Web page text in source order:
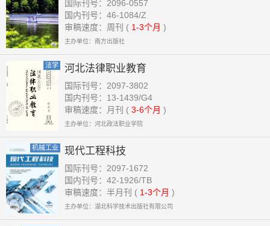
国际刊号：2096-0557
国内刊号：46-1084/Z
审稿速度：周刊 ( 1-3个月 )
主办单位：南方出版社
法学 河北法律职业教育
国际刊号：2097-3802
国内刊号：13-1439/G4
审稿速度：月刊 ( 3-6个月 )
主办单位：河北政法职业学院
机械工业 现代工程科技
国际刊号：2097-1672
国内刊号：42-1926/TB
审稿速度：半月刊 ( 1-3个月 )
主办单位：湖北科学技术出版社有限公司